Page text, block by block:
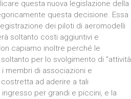
questa nuova legislazione della
questa decisione. Essa
dei piloti di aeromodelli
soltanto costi aggiuntivi e
capiamo inoltre perché le
per lo svolgimento di "attività
membri di associazioni e
ad aderire a tali
per grandi e piccini, e la